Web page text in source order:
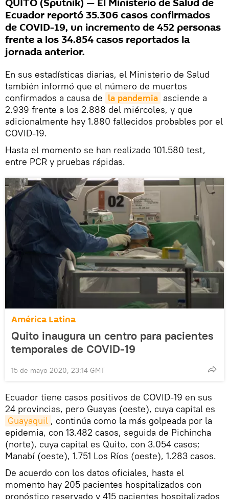
QUITO (Sputnik) — El Ministerio de Salud de
Ecuador reportó 35.306 casos confirmados
de COVID-19, un incremento de 452 personas
frente a los 34.854 casos reportados la
jornada anterior.
En sus estadísticas diarias, el Ministerio de Salud
también informó que el número de muertos
confirmados a causa de la pandemia asciende a
2.939 frente a los 2.888 del miércoles, y que
adicionalmente hay 1.880 fallecidos probables por el
COVID-19.
Hasta el momento se han realizado 101.580 test,
entre PCR y pruebas rápidas.
América Latina
Quito inaugura un centro para pacientes
temporales de COVID-19
15 de mayo 2020, 23:14 GMT
Ecuador tiene casos positivos de COVID-19 en sus
24 provincias, pero Guayas (oeste), cuya capital es
Guayaquil , continúa como la más golpeada por la
epidemia, con 13.482 casos, seguida de Pichincha
(norte), cuya capital es Quito, con 3.054 casos;
Manabí (oeste), 1.751 Los Ríos (oeste), 1.283 casos.
De acuerdo con los datos oficiales, hasta el
momento hay 205 pacientes hospitalizados con
pronóstico reservado y 415 pacientes hospitalizados